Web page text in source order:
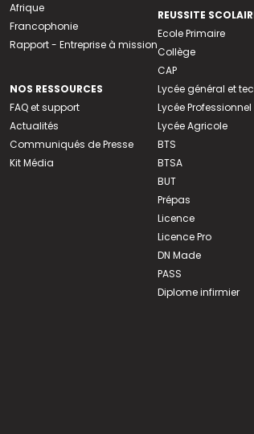
Afrique
Francophonie
Rapport - Entreprise à mission
NOS RESSOURCES
FAQ et support
Actualités
Communiqués de Presse
Kit Média
REUSSITE
Ecole Primaire
Collège
CAP
Lycée général et
Lycée Professionnel
Lycée Agricole
BTS
BTSA
BUT
Prépas
Licence
Licence Pro
DN Made
PASS
Diplome infirmier